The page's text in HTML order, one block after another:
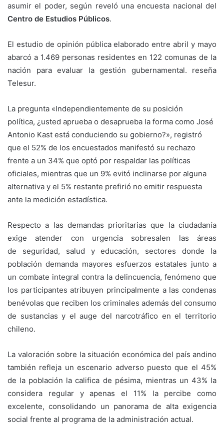
asumir el poder, según reveló una encuesta nacional del
Centro de Estudios Públicos.
El estudio de opinión pública elaborado entre abril y mayo
abarcó a 1.469 personas residentes en 122 comunas de la
nación para evaluar la gestión gubernamental. reseña
Telesur.
La pregunta «Independientemente de su posición
política, ¿usted aprueba o desaprueba la forma como José
Antonio Kast está conduciendo su gobierno?», registró
que el 52% de los encuestados manifestó su rechazo
frente a un 34% que optó por respaldar las políticas
oficiales, mientras que un 9% evitó inclinarse por alguna
alternativa y el 5% restante prefirió no emitir respuesta
ante la medición estadística.
Respecto a las demandas prioritarias que la ciudadanía
exige atender con urgencia sobresalen las áreas
de seguridad, salud y educación, sectores donde la
población demanda mayores esfuerzos estatales junto a
un combate integral contra la delincuencia, fenómeno que
los participantes atribuyen principalmente a las condenas
benévolas que reciben los criminales además del consumo
de sustancias y el auge del narcotráfico en el territorio
chileno.
La valoración sobre la situación económica del país andino
también refleja un escenario adverso puesto que el 45%
de la población la califica de pésima, mientras un 43% la
considera regular y apenas el 11% la percibe como
excelente, consolidando un panorama de alta exigencia
social frente al programa de la administración actual.